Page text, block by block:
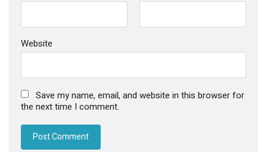
Website
Save my name, email, and website in this browser for
the next time I comment.